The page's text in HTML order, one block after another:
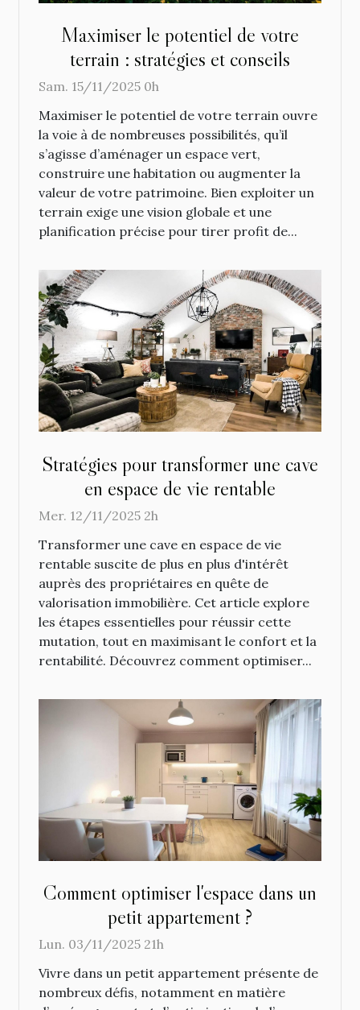
Maximiser le potentiel de votre
terrain : stratégies et conseils
Sam. 15/11/2025 0h
Maximiser le potentiel de votre terrain ouvre
la voie à de nombreuses possibilités, qu’il
s’agisse d’aménager un espace vert,
construire une habitation ou augmenter la
valeur de votre patrimoine. Bien exploiter un
terrain exige une vision globale et une
planification précise pour tirer profit de...
Stratégies pour transformer une cave
en espace de vie rentable
Mer. 12/11/2025 2h
Transformer une cave en espace de vie
rentable suscite de plus en plus d'intérêt
auprès des propriétaires en quête de
valorisation immobilière. Cet article explore
les étapes essentielles pour réussir cette
mutation, tout en maximisant le confort et la
rentabilité. Découvrez comment optimiser...
Comment optimiser l'espace dans un
petit appartement ?
Lun. 03/11/2025 21h
Vivre dans un petit appartement présente de
nombreux défis, notamment en matière